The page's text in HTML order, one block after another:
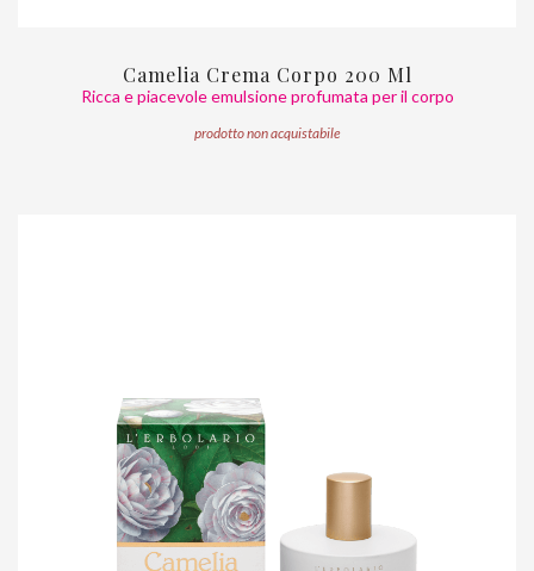
Camelia Crema Corpo 200 Ml
Ricca e piacevole emulsione profumata per il corpo
prodotto non acquistabile